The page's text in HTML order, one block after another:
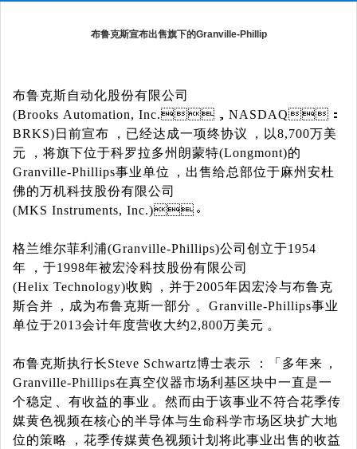
布鲁克斯宣布出售旗下的Granville-Phillip
布鲁克斯自动化股份有限公司
(Brooks Automation, Inc.， NASDAQ：
BRKS) 日前宣布，已经达成一项终协议，以8,700万美
元，将旗下位于科罗拉多州朗蒙特(Longmont)的
Granville-Phillips事业单位，出售给总部位于麻州安杜
佛的万机科技股份有限公司
(MKS Instruments, Inc.)。
格兰维尔菲利浦(Granville-Phillips)公司创立于1954
年，于1998年被宏泠科技股份有限公司
(Helix Technology)收购，并于2005年因宏泠与布鲁克
斯合并，成为布鲁克斯一部分。 Granville-Phillips事业
单位于2013会计年度营收大约2,800万美元。
布鲁克斯执行长Steve Schwartz博士表示：「多年来，
Granville-Phillips在真空仪器市场利基区块中一直是一
个稳定、有收益的事业。然而由于该事业不符合花季传
媒黄色视频在核心的半导体与生命科学市场区块扩大地
位的策略，花季传媒黄色视频计划将此事业出售的收益